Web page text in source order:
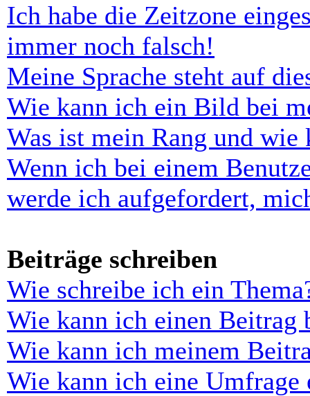
Ich habe die Zeitzone
immer noch falsch!
Meine Sprache steht auf
Wie kann ich ein Bild bei
Was ist mein Rang und wie
Wenn ich bei einem
werde ich aufgefordert,
Beiträge schreiben
Wie schreibe ich ein
Wie kann ich einen Beitrag
Wie kann ich meinem
Wie kann ich eine Umfrage